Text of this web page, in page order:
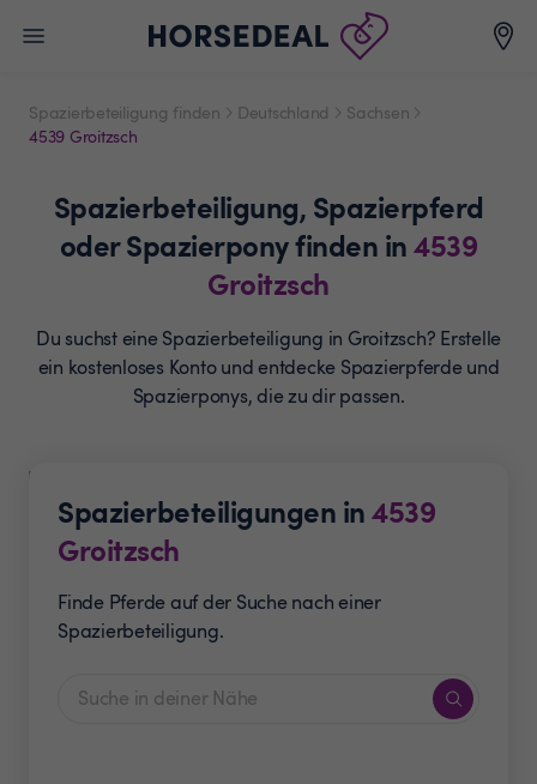
Spazierbeteiligung finden Deutschland
Sachsen
4539 Groitzsch
Spazierbeteiligung, Spazierpferd
oder Spazierponyfinden in4539
Groitzsch
Du suchst eine Spazierbeteiligung in Groitzsch? Erstelle
ein kostenloses Konto und entdecke Spazierpferde und
Spazierponys, die zu dir passen.
Spazierbeteiligungen in4539
Groitzsch
Finde Pferde auf der Suche nach einer
Spazierbeteiligung.